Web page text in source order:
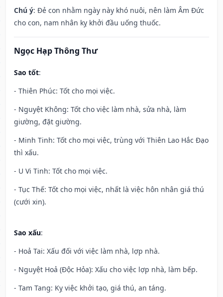
Chú ý: Đẻ con nhằm ngày này khó nuôi, nên làm Âm Đức
cho con, nam nhân kỵ khởi đầu uống thuốc.
Ngọc Hạp Thông Thư
Sao tốt:
- Thiên Phúc: Tốt cho mọi việc.
- Nguyệt Không: Tốt cho việc làm nhà, sửa nhà, làm
giường, đặt giường.
- Minh Tinh: Tốt cho mọi việc, trùng với Thiên Lao Hắc Đạo
thì xấu.
- U Vi Tinh: Tốt cho mọi việc.
- Tục Thế: Tốt cho mọi việc, nhất là việc hôn nhân giá thú
(cưới xin).
Sao xấu:
- Hoả Tai: Xấu đối với việc làm nhà, lợp nhà.
- Nguyệt Hoả (Độc Hỏa): Xấu cho việc lợp nhà, làm bếp.
- Tam Tang: Kỵ việc khởi tạo, giá thú, an táng.